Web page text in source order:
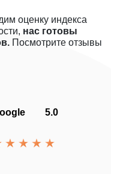
оценку индекса
нас готовы
Посмотрите отзывы
5.0